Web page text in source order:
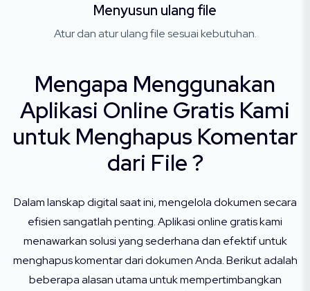
Menyusun ulang file
Atur dan atur ulang file sesuai kebutuhan.
Mengapa Menggunakan
Aplikasi Online Gratis Kami
untuk Menghapus Komentar
dari File ?
Dalam lanskap digital saat ini, mengelola dokumen secara
efisien sangatlah penting. Aplikasi online gratis kami
menawarkan solusi yang sederhana dan efektif untuk
menghapus komentar dari dokumen Anda. Berikut adalah
beberapa alasan utama untuk mempertimbangkan